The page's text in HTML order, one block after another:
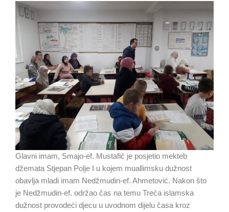
Glavni imam, Smajo-ef. Mustafić je posjetio mekteb
džemata Stjepan Polje I u kojem muallimsku dužnost
obavlja mladi imam Nedžmudin-ef. Ahmetović. Nakon što
je Nedžmudin-ef. održao čas na temu Treća islamska
dužnost provodeći djecu u uvodnom dijelu časa kroz